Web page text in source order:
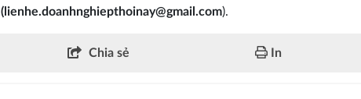
(lienhe.doanhnghiepthoinay@gmail.com).
Chia sẻ In